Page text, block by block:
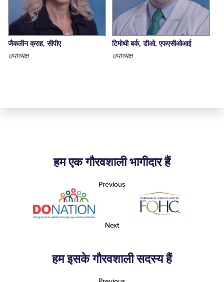
जैकलीन क्राह, सीपीए
उपाध्यक्ष
टिमोथी बर्क, डीओ, एफएसीओआई
उपाध्यक्ष
हम एक गौरवशाली भागीदार हैं
Previous
Next
हम इसके गौरवशाली सदस्य हैं